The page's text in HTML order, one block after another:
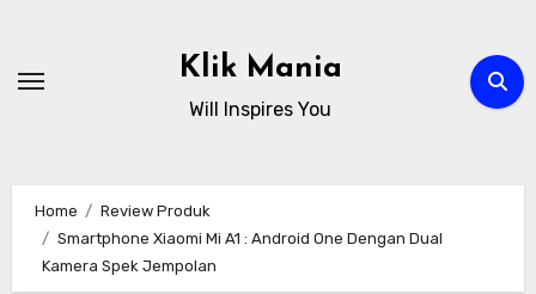
content
Klik Mania
Will Inspires You
Home
Review Produk
Smartphone Xiaomi Mi A1 : Android One Dengan Dual
Kamera Spek Jempolan